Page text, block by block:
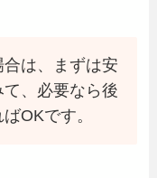
は、まずは安
、必要なら後
OKです。